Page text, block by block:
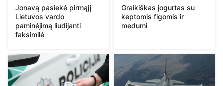
Jonavą pasiekė pirmąjį
Lietuvos vardo
paminėjimą liudijanti
faksimilė
Graikiškas jogurtas su
keptomis figomis ir
medumi